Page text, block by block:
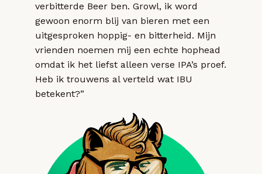
verbitterde Beer ben. Growl, ik word
gewoon enorm blij van bieren met een
uitgesproken hoppig- en bitterheid. Mijn
vrienden noemen mij een echte hophead
omdat ik het liefst alleen verse IPA’s proef.
Heb ik trouwens al verteld wat IBU
betekent?”